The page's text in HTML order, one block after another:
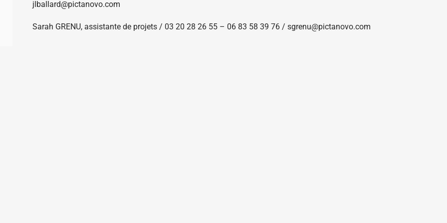
jlballard@pictanovo.com
Sarah GRENU, assistante de projets / 03 20 28 26 55 – 06 83 58 39 76 / sgrenu@pictanovo.com